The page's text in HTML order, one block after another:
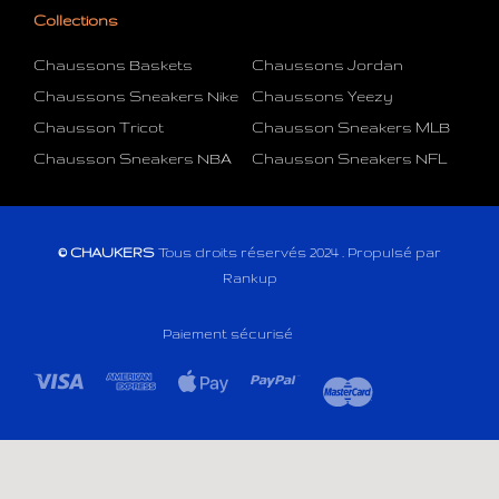
Collections
Chaussons Baskets
Chaussons Jordan
Chaussons Sneakers Nike
Chaussons Yeezy
Chausson Tricot
Chausson Sneakers MLB
Chausson Sneakers NBA
Chausson Sneakers NFL
© CHAUKERS Tous droits réservés 2024 . Propulsé par
Rankup
Paiement sécurisé